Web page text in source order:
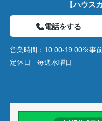
【ハウス
電話をする
営業時間： 10:00-19:00※事
定休日： 毎週水曜日